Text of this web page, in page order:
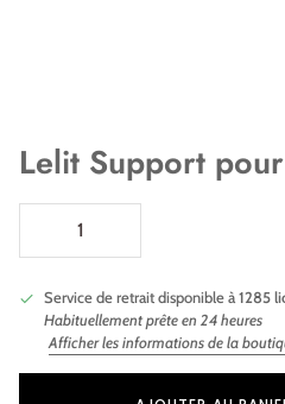
Lelit Support
Service de retrait disponible à1285
Habituellement prête en 24 heures
Afficher les informations de la